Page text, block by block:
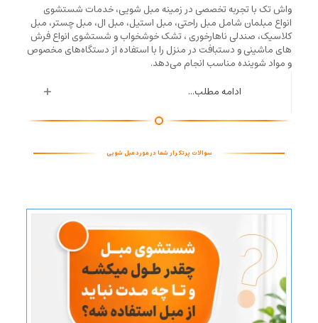
واش تک با تجربه تخصصی در زمینه مبل شویی، خدمات شستشوی
انواع مبلمان شامل مبل راحتی، مبل استیل، مبل ال، مبل چستر، مبل
کلاسیک، صندلی ناهارخوری ، تشک خوشخواب و شستشوی انواع فرش
های ماشینی و دستبافت در منزل را با استفاده از دستگاه‌های مخصوص
و مواد شوینده مناسب انجام می‌دهد.
ادامه مطلب...
سوالات پرتکرار شما در مورد مبل شویی